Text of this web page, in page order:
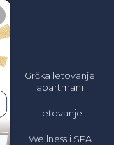
Grčka letovanje
apartmani
Letovanje
Wellness i SPA